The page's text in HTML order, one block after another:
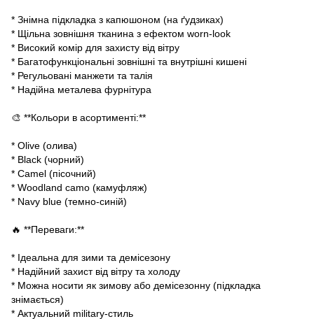
* Знімна підкладка з капюшоном (на ґудзиках)
* Щільна зовнішня тканина з ефектом worn-look
* Високий комір для захисту від вітру
* Багатофункціональні зовнішні та внутрішні кишені
* Регульовані манжети та талія
* Надійна металева фурнітура
🎨 **Кольори в асортименті:**
* Olive (олива)
* Black (чорний)
* Camel (пісочний)
* Woodland camo (камуфляж)
* Navy blue (темно-синій)
🔥 **Переваги:**
* Ідеальна для зими та демісезону
* Надійний захист від вітру та холоду
* Можна носити як зимову або демісезонну (підкладка
знімається)
* Актуальний military-стиль